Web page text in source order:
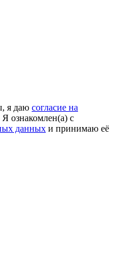
я даю согласие на
Я ознакомлен(а) с
данных и принимаю её